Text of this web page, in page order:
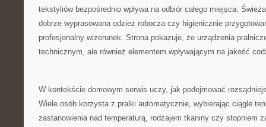
tekstyliów bezpośrednio wpływa na odbiór całego miejsca.
dobrze wyprasowana odzież robocza czy higienicznie
profesjonalny wizerunek. Strona pokazuje, że urządzenia
technicznym, ale również elementem wpływającym na jakość
W kontekście domowym serwis uczy, jak podejmować
Wiele osób korzysta z pralki automatycznie, wybierając ciągle
zastanowienia nad temperaturą, rodzajem tkaniny czy stopniem